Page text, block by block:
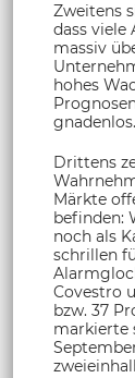
Zweitens
dass viele
massiv
hohes
Drittens
Märkte
befinden:
noch als
schrillen
Covestro
bzw. 37
markierte